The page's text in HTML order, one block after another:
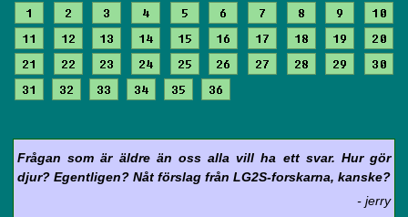
1 2 3 4 5 6 7 8 9
10
11
12 13 14 15 16 17 18 19
20
21
22 23 24 25 26 27 28 29
30
31
32 33 34 35 36
Frågan som är äldre än oss alla vill ha ett svar. Hur gör
djur? Egentligen? Nåt förslag från LG2S-forskarna, kanske?
- jerry